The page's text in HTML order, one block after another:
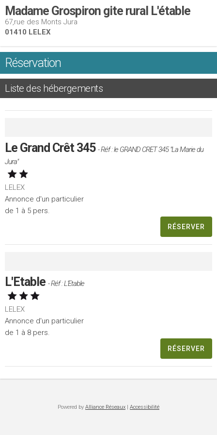
Madame Grospiron gite rural L'étable
67,rue des Monts Jura
01410 LELEX
Réservation
Liste des hébergements
Le Grand Crêt 345 - Réf : le GRAND CRET 345 "La Marie du
Jura"
LELEX
Annonce d'un particulier
de 1 à 5 pers.
RÉSERVER
L'Etable - Réf : L'Etable
LELEX
Annonce d'un particulier
de 1 à 8 pers.
RÉSERVER
Powered by Alliance Réseaux | Accessibilité